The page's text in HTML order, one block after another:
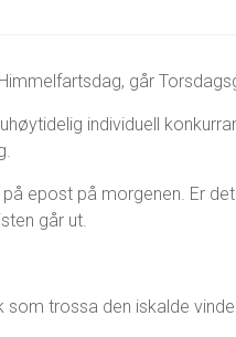
går
individuell
epost på morgenen. Er
går ut.
som trossa den iskalde